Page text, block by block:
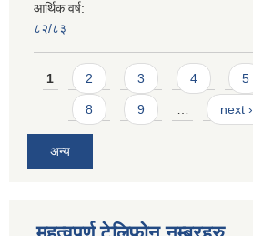
आर्थिक वर्ष:
८२/८३
Pages
1 2 3 4 5
8 9 next ›
अन्य